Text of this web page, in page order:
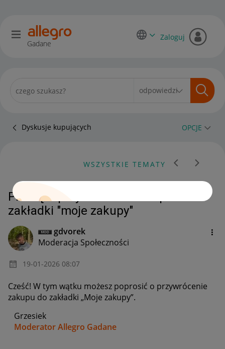
Gadane
Zaloguj
Dyskusje kupujących OPCJE
Proszę o przywrócenie zakupu do
zakładki "moje zakupy"
gdvorek
Moderacja Społeczności
‎19-01-2026 08:07
Cześć! W tym wątku możesz poprosić o przywrócenie
zakupu do zakładki „Moje zakupy”.
Grzesiek
Moderator Allegro Gadane
WSZYSTKIE TEMATY